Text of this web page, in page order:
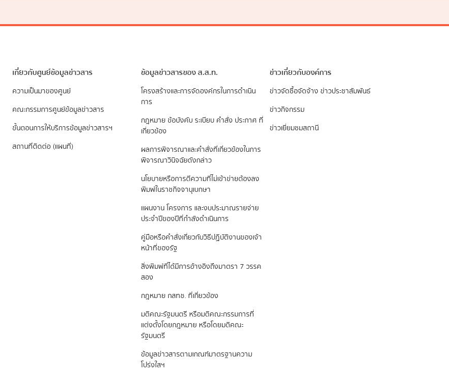
เกี่ยวกับศูนย์ข้อมูลข่าวสาร
ความเป็นมาของศูนย์
คณะกรรมการศูนย์ข้อมูลข่าวสาร
ขั้นตอนการให้บริการข้อมูลข่าวสารฯ
สถานที่ติดต่อ (แผนที่)
ข้อมูลข่าวสารของ ส.ส.ท.
​โครงสร้างและการจัดองค์กรในการดำเนิน
การ
กฎหมาย ข้อบังคับ ระเบียบ คำสั่ง ประกาศ ที่
เกี่ยวข้อง
ผลการพิจารณาและคำสั่งที่เกี่ยวข้องในการ
พิจารณาวินิจฉัยดังกล่าว
นโยบายหรือการตีความที่ไม่เข้าข่ายต้องลง
พิมพ์ในราชกิจจานุเบกษา
แผนงาน โครงการ และงบประมาณรายจ่าย
ประจำปีของปีที่กำลังดำเนินการ
คู่มือหรือคำสั่งเกี่ยวกับวิธีปฏิบัติงานของเจ้า
หน้าที่ของรัฐ
สิ่งพิมพ์ที่ได้มีการอ้างอิงถึงมาตรา 7 วรรค
สอง
กฎหมาย กสทช. ที่เกี่ยวข้อง
มติคณะรัฐมนตรี หรือมติคณะกรรมการที่
แต่งตั้งโดยกฎหมาย หรือโดยมติคณะ
รัฐมนตรี
ข้อมูลข่าวสารตามเกณฑ์มาตรฐานความ
โปร่งใสฯ
ข่าวเกี่ยวกับองค์การ
ข่าวจัดซื้อจัดจ้าง ข่าวประชาสัมพันธ์
ข่าวกิจกรรม
ข่าวเยี่ยมชมสถานี